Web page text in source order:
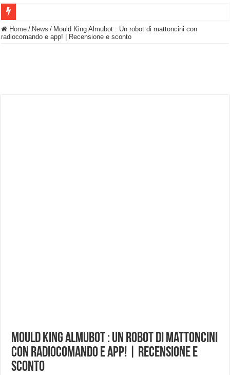
BASTA FATICARE! Questo robot tagliaerba lo appoggi e fa tutto lui! (Senza
Home / News / Mould King Almubot : Un robot di mattoncini con
radiocomando e app! | Recensione e sconto
Mould King Almubot : Un robot di mattoncini
con radiocomando e app! | Recensione e
sconto